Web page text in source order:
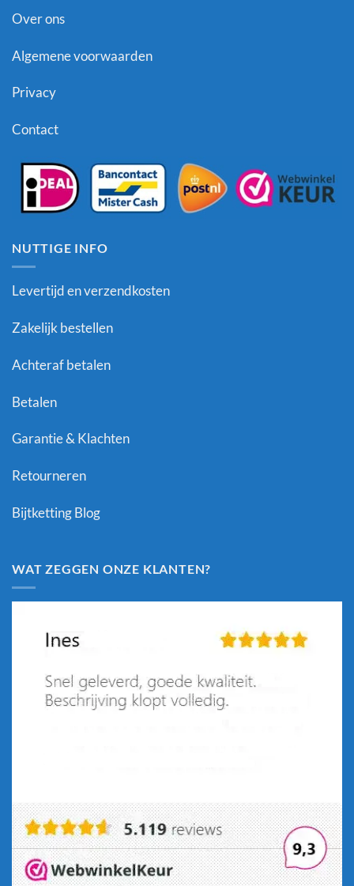
Over ons
Algemene voorwaarden
Privacy
Contact
NUTTIGE INFO
Levertijd en verzendkosten
Zakelijk bestellen
Achteraf betalen
Betalen
Garantie & Klachten
Retourneren
Bijtketting Blog
WAT ZEGGEN ONZE KLANTEN?